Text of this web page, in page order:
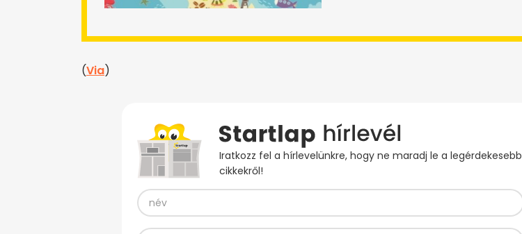
(Via)
Iratkozz fel a hírlevelünkre, hogy ne maradj le a legérdekesebb
cikkekről!